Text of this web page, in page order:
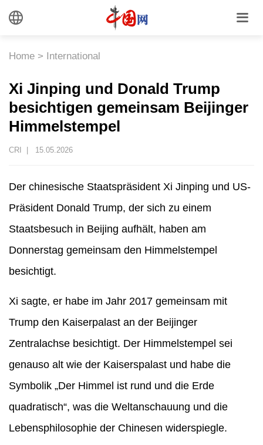
Home > International
Xi Jinping und Donald Trump
besichtigen gemeinsam Beijinger
Himmelstempel
CRI | 15.05.2026
Der chinesische Staatspräsident Xi Jinping und US-
Präsident Donald Trump, der sich zu einem
Staatsbesuch in Beijing aufhält, haben am
Donnerstag gemeinsam den Himmelstempel
besichtigt.
Xi sagte, er habe im Jahr 2017 gemeinsam mit
Trump den Kaiserpalast an der Beijinger
Zentralachse besichtigt. Der Himmelstempel sei
genauso alt wie der Kaiserspalast und habe die
Symbolik „Der Himmel ist rund und die Erde
quadratisch“, was die Weltanschauung und die
Lebensphilosophie der Chinesen widerspiegle.